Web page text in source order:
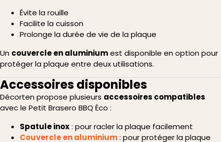
Évite la rouille
Facilite la cuisson
Prolonge la durée de vie de la plaque
Un couvercle en aluminiumest disponible en option pour
protéger la plaque entre deux utilisations.
Accessoires disponibles
Décorten propose plusieurs accessoires compatibles
avec le Petit Brasero BBQ Éco :
Spatule inox: pour racler la plaque facilement
Couvercle en aluminium: pour protéger la plaque